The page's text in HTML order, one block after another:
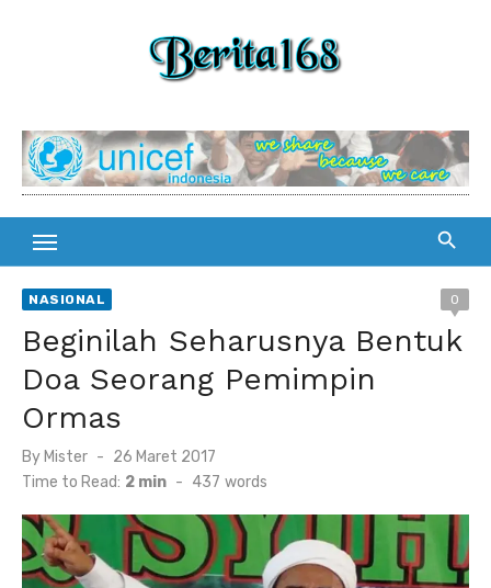
NASIONAL 0
Beginilah Seharusnya Bentuk
Doa Seorang Pemimpin
Ormas
By Mister
Posted
on
26 Maret 2017
Time to Read: 2 min - 437 words